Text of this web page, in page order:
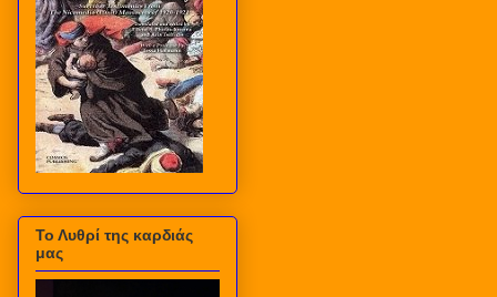
Το Λυθρί της καρδιάς
μας